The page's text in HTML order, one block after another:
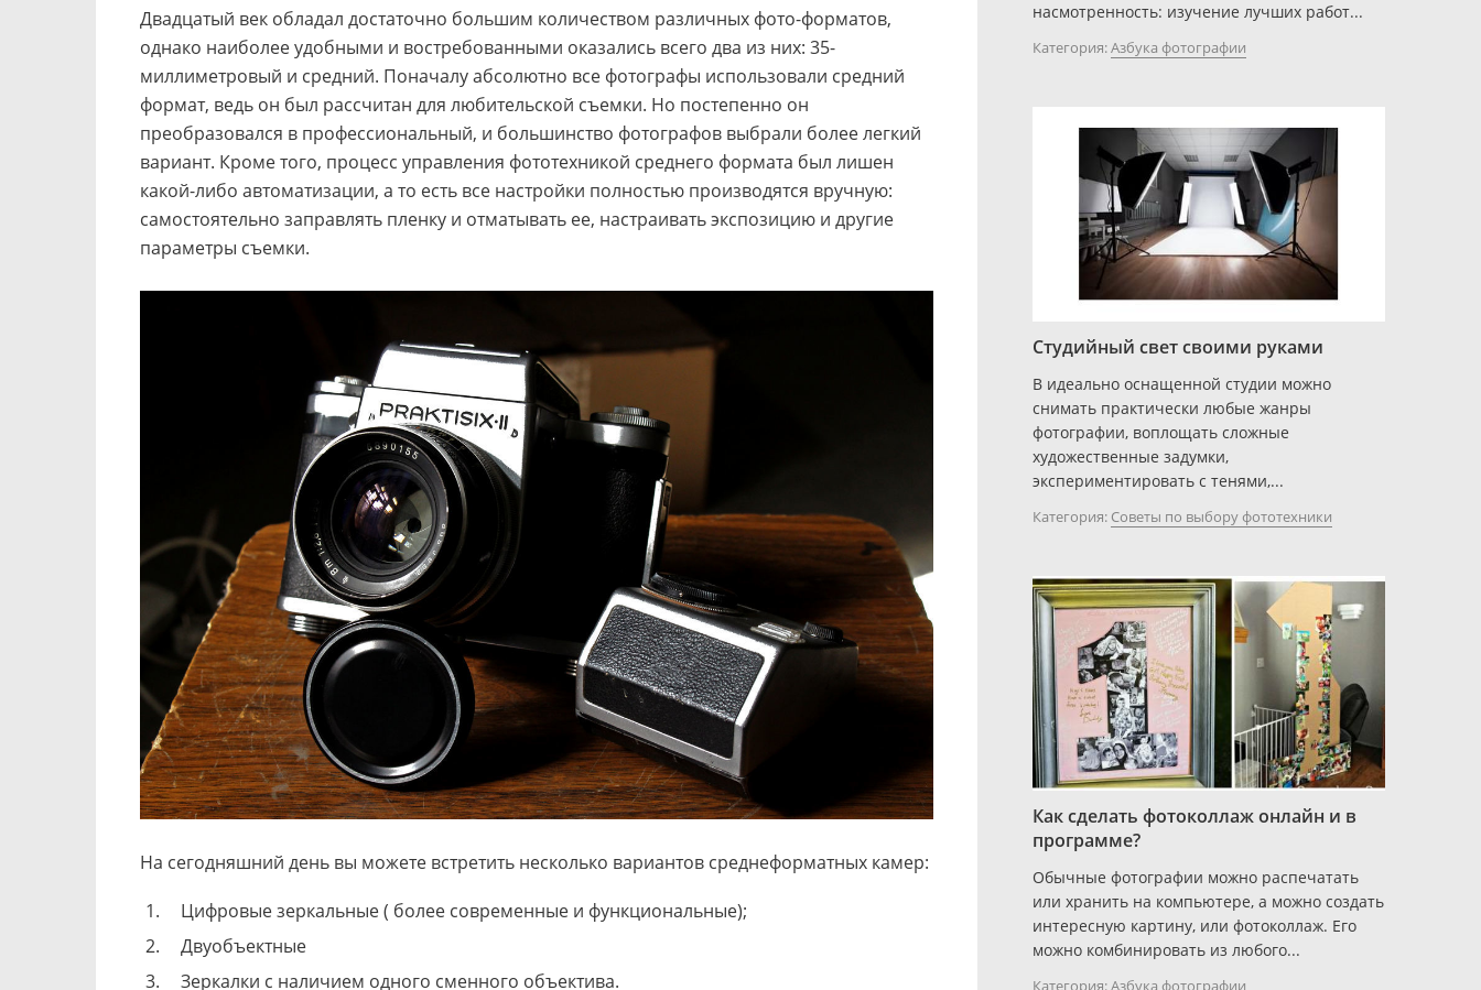
Двадцатый век обладал достаточно большим количеством различных фото-форматов,
однако наиболее удобными и востребованными оказались всего два из них: 35-
миллиметровый и средний. Поначалу абсолютно все фотографы использовали средний
формат, ведь он был рассчитан для любительской съемки. Но постепенно он
преобразовался в профессиональный, и большинство фотографов выбрали более легкий
вариант. Кроме того, процесс управления фототехникой среднего формата был лишен
какой-либо автоматизации, а то есть все настройки полностью производятся вручную:
самостоятельно заправлять пленку и отматывать ее, настраивать экспозицию и другие
параметры съемки.
На сегодняшний день вы можете встретить несколько вариантов среднеформатных камер:
Цифровые зеркальные ( более современные и функциональные);
Двуобъектные
Зеркалки с наличием одного сменного объектива.
насмотренность: изучение лучших работ...
Категория:Азбука фотографии
Студийный свет своими руками
В идеально оснащенной студии можно
снимать практически любые жанры
фотографии, воплощать сложные
художественные задумки,
экспериментировать с тенями,...
Категория: Советы по выбору фототехники
Как сделать фотоколлаж онлайн и в
программе?
Обычные фотографии можно распечатать
или хранить на компьютере, а можно создать
интересную картину, или фотоколлаж. Его
можно комбинировать из любого...
Категория:Азбука фотографии